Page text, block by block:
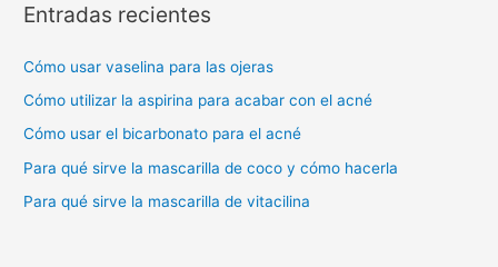
c
Entradas recientes
Cómo usar vaselina para las ojeras
Cómo utilizar la aspirina para acabar con el acné
Cómo usar el bicarbonato para el acné
Para qué sirve la mascarilla de coco y cómo hacerla
Para qué sirve la mascarilla de vitacilina